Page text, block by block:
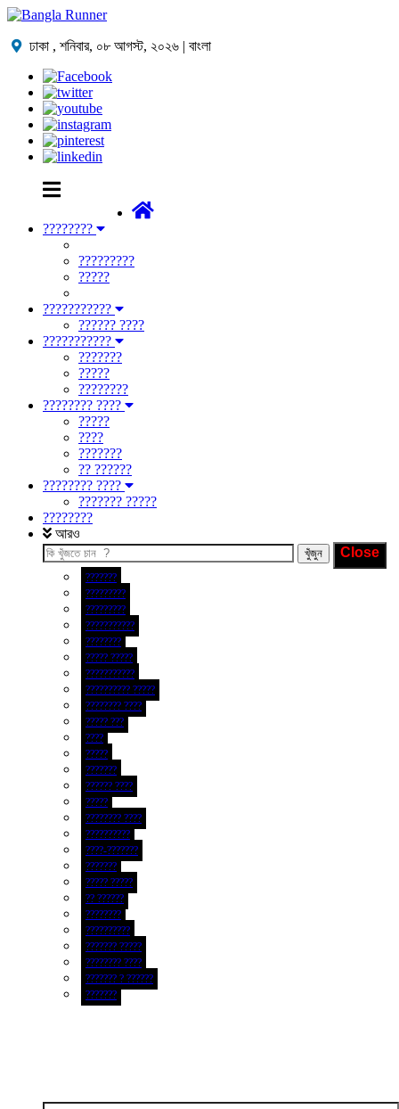
ঢাকা , শনিবার, ০৮ আগস্ট, ২০২৬ | বাংলা
????????
?????????
?????
???????????
?????? ????
???????????
???????
?????
????????
???????? ????
?????
????
???????
?? ??????
???????? ????
??????? ?????
????????
আরও
???????
?????????
?????????
???????????
????????
????? ?????
???????????
?????????? ?????
???????? ????
????? ???
????
?????
???????
?????? ????
?????
???????? ????
??????????
????-???????
???????
????? ?????
?? ??????
????????
??????????
??????? ?????
???????? ????
??????? ? ??????
???????